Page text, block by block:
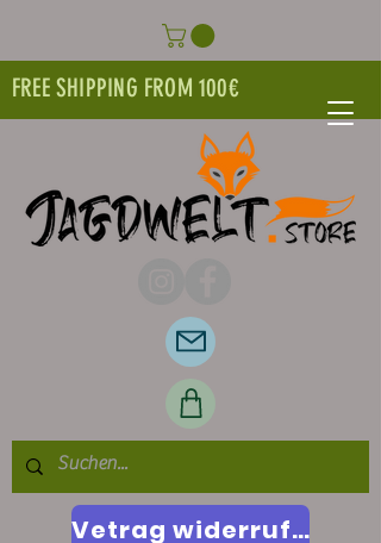
FREE SHIPPING FROM 100€
Vetrag widerrufen